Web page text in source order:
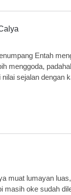
Entah
menggoda,
sejalan dengan
muat lumayan
masih oke sudah